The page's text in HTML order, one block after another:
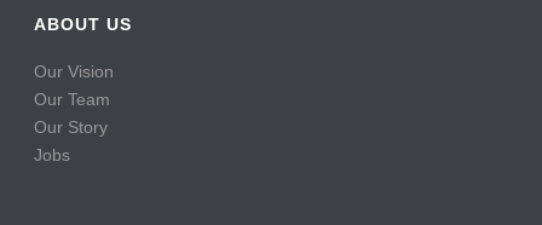
ABOUT US
Our Vision
Our Team
Our Story
Jobs